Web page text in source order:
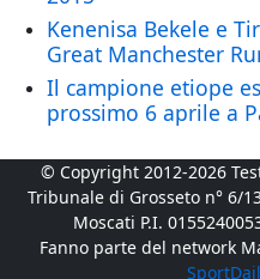
Kenenisa Bekele e
Great Manchester
Il campione etiope
prossimo 6 aprile a
© Copyright 2012-2026
Tribunale di Grosseto n° 6/
Moscati P.I.
Fanno parte del network